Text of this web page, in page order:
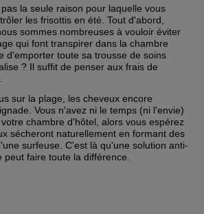
la seule raison pour laquelle vous
les frisottis en été. Tout d'abord,
sommes nombreuses à vouloir éviter
qui font transpirer dans la chambre
d'emporter toute sa trousse de soins
aux frais de
sur la plage, les cheveux encore
Vous n'avez ni le temps (ni l'envie)
chambre d'hôtel, alors vous espérez
sécheront naturellement en formant des
surfeuse. C'est là qu'une solution anti-
faire toute la différence.